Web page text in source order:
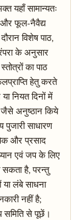
यहाँ सामान्यतः
और फूल-नैवैद्य
विशेष पाठ,
के अनुसार
का पाठ
हेतु करते
नियत दिनों में
अनुष्ठान किये
पुजारी साधारण
और प्रसाद
एवं जप के लिए
सकता है, परन्तु
या लंबे साधना
नहीं है;
समिति से पूछें।